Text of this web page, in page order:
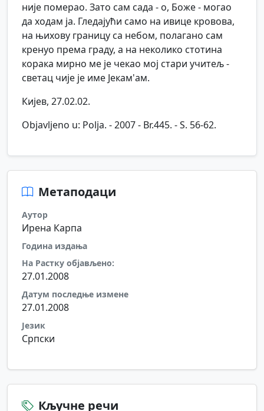
није померао. Зато сам сада - о, Боже - могао
да ходам ја. Гледајући само на ивице кровова,
на њихову границу са небом, полагано сам
кренуо према граду, а на неколико стотина
корака мирно ме је чекао мој стари учитељ -
светац чије је име Јекам'ам.
Кијев, 27.02.02.
Objavljeno u: Polja. - 2007 - Br.445. - S. 56-62.
Метаподаци
Аутор
Ирена Карпа
Година издања
На Растку објављено:
27.01.2008
Датум последње измене
27.01.2008
Језик
Српски
Кључне речи